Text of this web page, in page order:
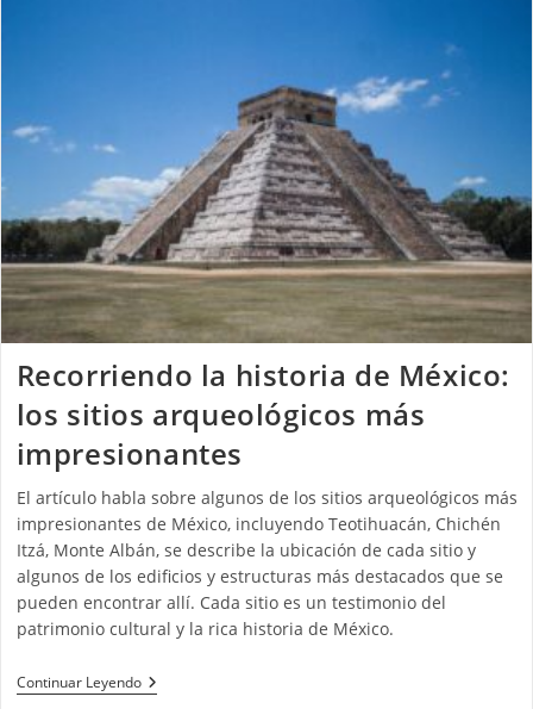
Recorriendo la historia de México:
los sitios arqueológicos más
impresionantes
El artículo habla sobre algunos de los sitios arqueológicos más
impresionantes de México, incluyendo Teotihuacán, Chichén
Itzá, Monte Albán, se describe la ubicación de cada sitio y
algunos de los edificios y estructuras más destacados que se
pueden encontrar allí. Cada sitio es un testimonio del
patrimonio cultural y la rica historia de México.
Continuar Leyendo